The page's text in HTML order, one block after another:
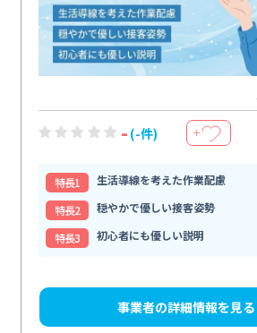
- (-件) ＋
特⻑1
生活導線を考えた作業配慮
特⻑2
穏やかで優しい接客姿勢
特⻑3
初心者にも優しい説明
事業者の詳細情報を見る